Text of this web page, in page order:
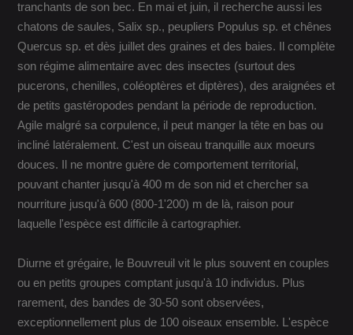
tranchants de son bec. En mai et juin, il recherche aussi les
chatons de saules, Salix sp., peupliers Populus sp. et chênes
Quercus sp. et dès juillet des graines et des baies. Il complète
son régime alimentaire avec des insectes (surtout des
pucerons, chenilles, coléoptères et diptères), des araignées et
de petits gastéropodes pendant la période de reproduction.
Agile malgré sa corpulence, il peut manger la tête en bas ou
incliné latéralement. C'est un oiseau tranquille aux moeurs
douces. Il ne montre guère de comportement territorial,
pouvant chanter jusqu'à 400 m de son nid et chercher sa
nourriture jusqu'à 600 (800-1'200) m de là, raison pour
laquelle l'espèce est difficile à cartographier.
Diurne et grégaire, le Bouvreuil vit le plus souvent en couples
ou en petits groupes comptant jusqu'à 10 individus. Plus
rarement, des bandes de 30-50 sont observées,
exceptionnellement plus de 100 oiseaux ensemble. L'espèce